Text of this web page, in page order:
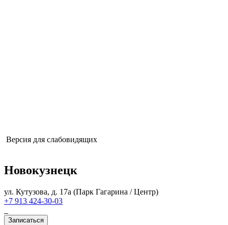
Версия для слабовидящих
Новокузнецк
ул. Кутузова, д. 17а (Парк Гагарина / Центр)
+7 913 424-30-03
Записаться